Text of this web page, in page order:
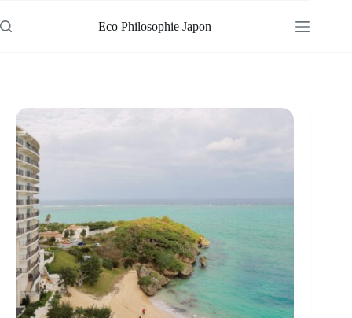
au
contenu
Eco Philosophie Japon